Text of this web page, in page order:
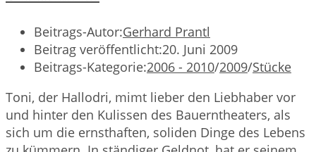
Beitrags-Autor:Gerhard Prantl
Beitrag veröffentlicht:20. Juni 2009
Beitrags-Kategorie:2006 - 2010/2009/Stücke
Toni, der Hallodri, mimt lieber den Liebhaber vor
und hinter den Kulissen des Bauerntheaters, als
sich um die ernsthaften, soliden Dinge des Lebens